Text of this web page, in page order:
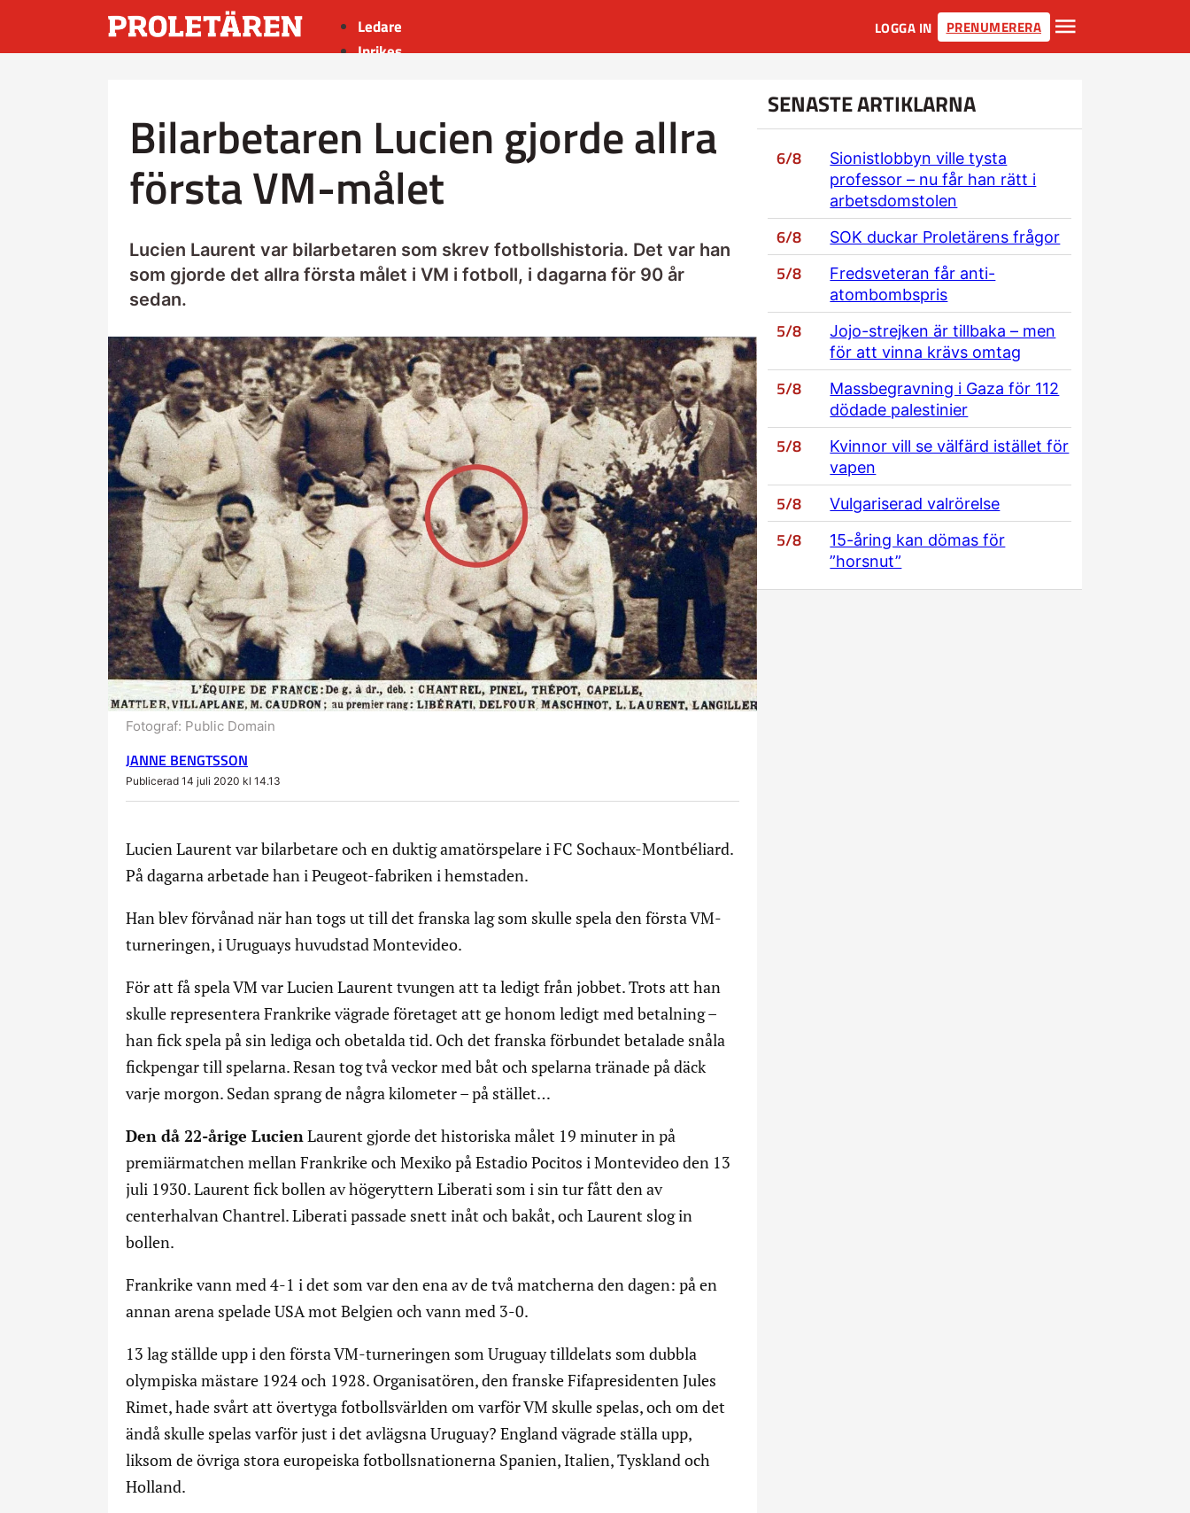
Ledare
Inrikes
Sport
Insänt
LOGGA IN PRENUMERERA
Bilarbetaren Lucien gjorde allra
första VM-målet
Lucien Laurent var bilarbetaren som skrev fotbollshistoria. Det var han
som gjorde det allra första målet i VM i fotboll, i dagarna för 90 år
sedan.
Fotograf: Public Domain
JANNE BENGTSSON
Publicerad 14 juli 2020 kl 14.13
Lucien Laurent var bilarbetare och en duktig amatörspelare i FC Sochaux-Montbéliard.
På dagarna arbetade han i Peugeot-fabriken i hemstaden.
Han blev förvånad när han togs ut till det franska lag som skulle spela den första VM-
turneringen, i Uruguays huvudstad Montevideo.
För att få spela VM var Lucien Laurent tvungen att ta ledigt från jobbet. Trots att han
skulle representera Frankrike vägrade företaget att ge honom ledigt med betalning –
han fick spela på sin lediga och obetalda tid. Och det franska förbundet betalade snåla
fickpengar till spelarna. Resan tog två veckor med båt och spelarna tränade på däck
varje morgon. Sedan sprang de några kilometer – på stället…
Den då 22-årige LucienLaurent gjorde det historiska målet 19 minuter in på
premiärmatchen mellan Frankrike och Mexiko på Estadio Pocitos i Montevideo den 13
juli 1930. Laurent fick bollen av högeryttern Liberati som i sin tur fått den av
centerhalvan Chantrel. Liberati passade snett inåt och bakåt, och Laurent slog in
bollen.
Frankrike vann med 4-1 i det som var den ena av de två matcherna den dagen: på en
annan arena spelade USA mot Belgien och vann med 3-0.
13 lag ställde upp i den första VM-turneringen som Uruguay tilldelats som dubbla
olympiska mästare 1924 och 1928. Organisatören, den franske Fifapresidenten Jules
Rimet, hade svårt att övertyga fotbollsvärlden om varför VM skulle spelas, och om det
ändå skulle spelas varför just i det avlägsna Uruguay? England vägrade ställa upp,
liksom de övriga stora europeiska fotbollsnationerna Spanien, Italien, Tyskland och
Holland.
SENASTE ARTIKLARNA
6/8
Sionistlobbyn ville tysta
professor – nu får han rätt i
arbetsdomstolen
6/8 SOK duckar Proletärens frågor
5/8
Fredsveteran får anti-
atombombspris
5/8
Jojo-strejken är tillbaka – men
för att vinna krävs omtag
5/8
Massbegravning i Gaza för 112
dödade palestinier
5/8
Kvinnor vill se välfärd istället för
vapen
5/8 Vulgariserad valrörelse
5/8
15-åring kan dömas för
”horsnut”